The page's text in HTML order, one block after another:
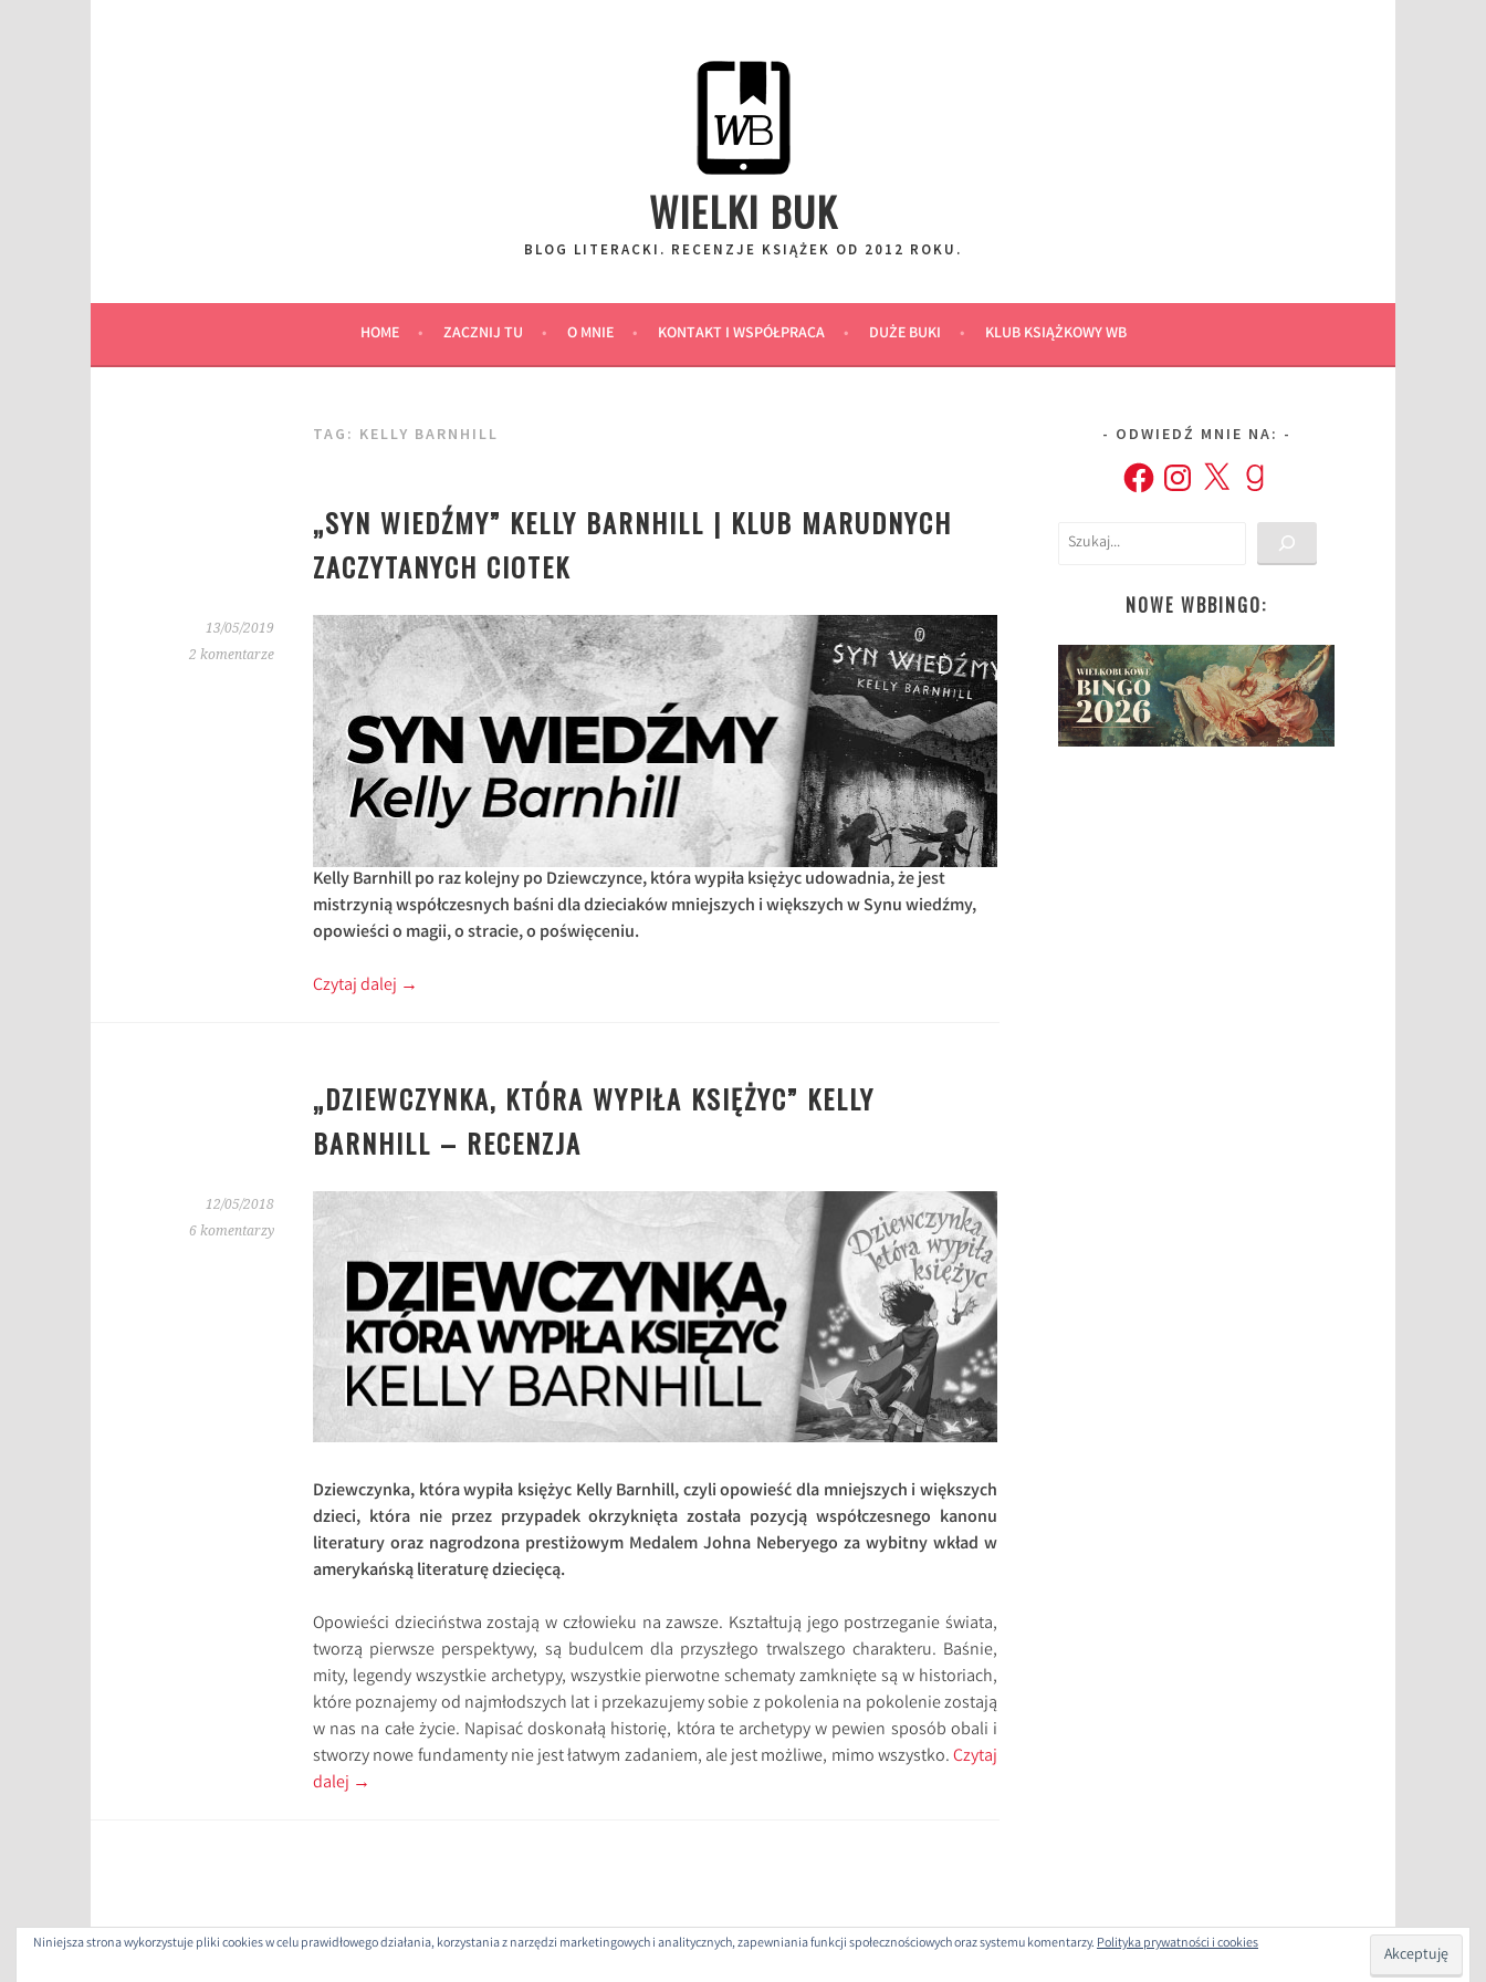
WIELKI BUK
BLOG LITERACKI. RECENZJE KSIĄŻEK OD 2012 ROKU.
HOME ZACZNIJ TU O MNIE KONTAKT I WSPÓŁPRACA DUŻE BUKI KLUB KSIĄŻKOWY WB
TAG: KELLY BARNHILL
„SYN WIEDŹMY” KELLY BARNHILL | KLUB MARUDNYCH
ZACZYTANYCH CIOTEK
13/05/2019
2 komentarze
Kelly Barnhill po raz kolejny po Dziewczynce, która wypiła księżyc udowadnia, że jest
mistrzynią współczesnych baśni dla dzieciaków mniejszych i większych w Synu wiedźmy,
opowieści o magii, o stracie, o poświęceniu.
Czytaj dalej →
„DZIEWCZYNKA, KTÓRA WYPIŁA KSIĘŻYC” KELLY
BARNHILL – RECENZJA
12/05/2018
6 komentarzy
Dziewczynka, która wypiła księżyc Kelly Barnhill, czyli opowieść dla mniejszych i większych
dzieci, która nie przez przypadek okrzyknięta została pozycją współczesnego kanonu
literatury oraz nagrodzona prestiżowym Medalem Johna Neberyego za wybitny wkład w
amerykańską literaturę dziecięcą.
Opowieści dzieciństwa zostają w człowieku na zawsze. Kształtują jego postrzeganie świata,
tworzą pierwsze perspektywy, są budulcem dla przyszłego trwalszego charakteru. Baśnie,
mity, legendy wszystkie archetypy, wszystkie pierwotne schematy zamknięte są w historiach,
które poznajemy od najmłodszych lat i przekazujemy sobie z pokolenia na pokolenie zostają
w nas na całe życie. Napisać doskonałą historię, która te archetypy w pewien sposób obali i
stworzy nowe fundamenty nie jest łatwym zadaniem, ale jest możliwe, mimo wszystko.Czytaj
dalej →
ODWIEDŹ MNIE NA:
FacebookInstagram
X Goodreads
Szukaj
NOWE WBBINGO:
Niniejsza strona wykorzystuje pliki cookies w celu prawidłowego działania, korzystania z narzędzi marketingowych i analitycznych, zapewniania funkcji społecznościowych oraz systemu komentarzy.Polityka prywatności i cookies